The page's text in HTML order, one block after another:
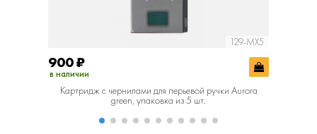
129-MX5
900₽
в наличии
Картридж с чернилами для перьевой ручки Aurora
green, упаковка из 5 шт.